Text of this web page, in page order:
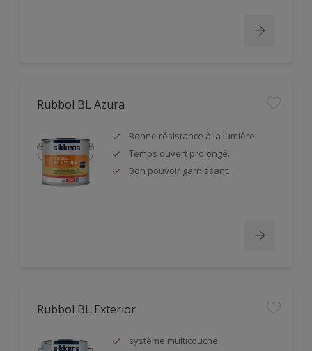
Rubbol BL Azura
Bonne résistance à la lumière.
Temps ouvert prolongé.
Bon pouvoir garnissant.
Rubbol BL Exterior
système multicouche